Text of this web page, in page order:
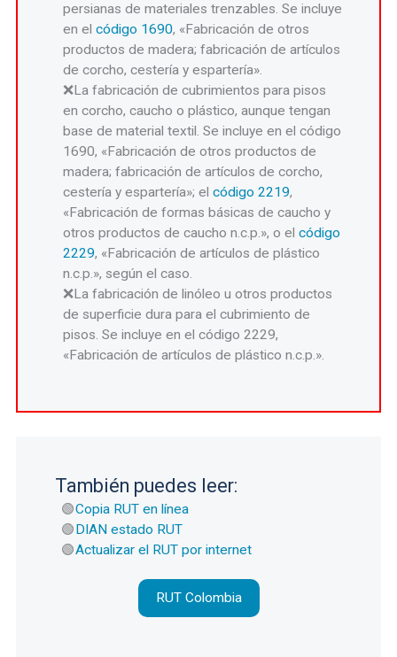
persianas de materiales trenzables. Se incluye
en elcódigo 1690, «Fabricación de otros
productos de madera; fabricación de artículos
de corcho, cestería y espartería».
La fabricación de cubrimientos para pisos
en corcho, caucho o plástico, aunque tengan
base de material textil. Se incluye en el código
1690, «Fabricación de otros productos de
madera; fabricación de artículos de corcho,
cestería y espartería»; elcódigo 2219,
«Fabricación de formas básicas de caucho y
otros productos de caucho n.c.p.», o elcódigo
2229, «Fabricación de artículos de plástico
n.c.p.», según el caso.
La fabricación de linóleo u otros productos
de superficie dura para el cubrimiento de
pisos. Se incluye en el código 2229,
«Fabricación de artículos de plástico n.c.p.».
También puedes leer:
Copia RUT en línea
DIAN estado RUT
Actualizar el RUT por internet
RUT Colombia